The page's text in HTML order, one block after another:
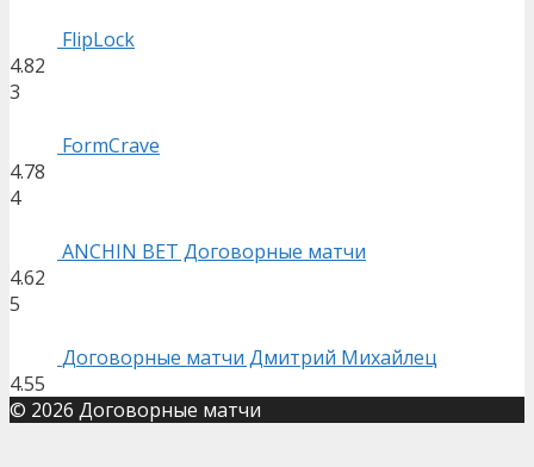
FlipLock
4.82
3
FormCrave
4.78
4
ANCHIN BET Договорные матчи
4.62
5
Договорные матчи Дмитрий Михайлец
4.55
© 2026 Договорные матчи